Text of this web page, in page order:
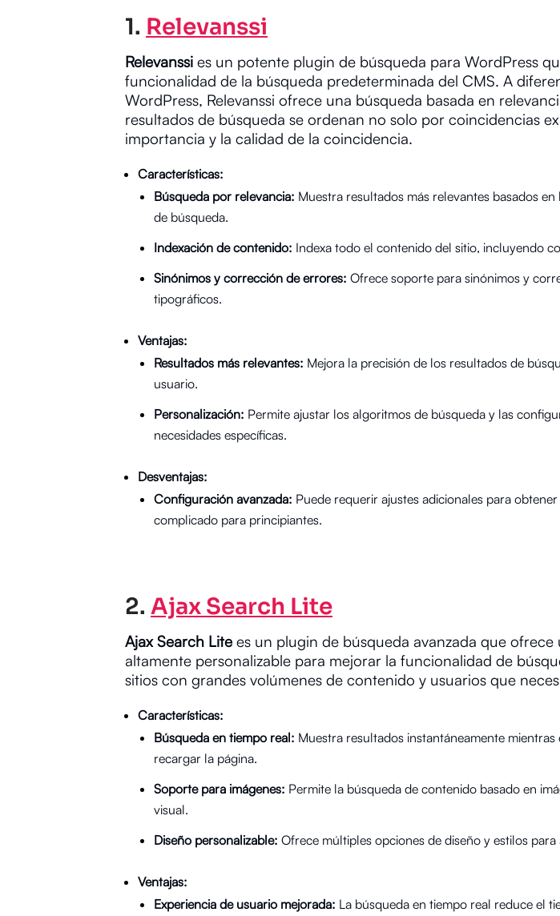
1. Relevanssi
Relevanssi es un potente plugin de búsqueda para WordPress
funcionalidad de la búsqueda predeterminada del CMS. A
WordPress, Relevanssi ofrece una búsqueda basada en
resultados de búsqueda se ordenan no solo por coincidencias
importancia y la calidad de la coincidencia.
Características:
Búsqueda por relevancia: Muestra resultados más relevantes basados
de búsqueda.
Indexación de contenido: Indexa todo el contenido del sitio, incluyendo
Sinónimos y corrección de errores: Ofrece soporte para sinónimos y
tipográficos.
Ventajas:
Resultados más relevantes: Mejora la precisión de los resultados de
usuario.
Personalización: Permite ajustar los algoritmos de búsqueda y las
necesidades específicas.
Desventajas:
Configuración avanzada: Puede requerir ajustes adicionales para
complicado para principiantes.
2. Ajax Search Lite
Ajax Search Lite es un plugin de búsqueda avanzada que
altamente personalizable para mejorar la funcionalidad de
sitios con grandes volúmenes de contenido y usuarios que
Características:
Búsqueda en tiempo real: Muestra resultados instantáneamente
recargar la página.
Soporte para imágenes: Permite la búsqueda de contenido basado en
visual.
Diseño personalizable: Ofrece múltiples opciones de diseño y estilos
Ventajas:
Experiencia de usuario mejorada: La búsqueda en tiempo real reduce el